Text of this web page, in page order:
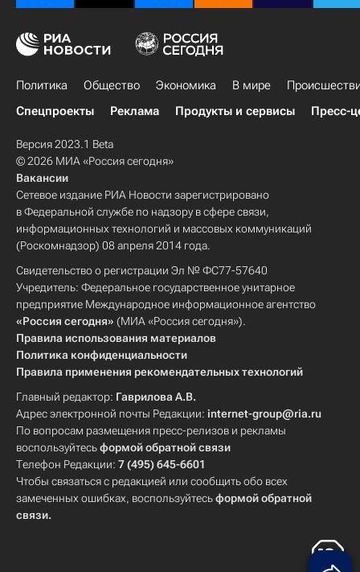
Политика Общество Экономика В мире
Спецпроекты
Реклама Продукты и сервисы Пресс-
Версия 2023.1 Beta
© 2026 МИА «Россия сегодня»
Вакансии
Сетевое издание РИА Новости зарегистрировано
в Федеральной службе по надзору в сфере связи,
информационных технологий и массовых коммуникаций
(Роскомнадзор) 08 апреля 2014 года.
Свидетельство о регистрации Эл № ФС77-57640
Учредитель: Федеральное государственное унитарное
предприятие Международное информационное агентство
«Россия сегодня» (МИА «Россия сегодня»).
Правила использования материалов
Политика конфиденциальности
Правила применения рекомендательных технологий
Главный редактор: Гаврилова А.В.
Адрес электронной почты Редакции: internet-group@ria.ru
По вопросам размещения пресс-релизов и рекламы
воспользуйтесьформой обратной связи
Телефон Редакции: 7 (495) 645-6601
Чтобы связаться с редакцией или сообщить обо всех
замеченных ошибках, воспользуйтесьформой обратной
связи.